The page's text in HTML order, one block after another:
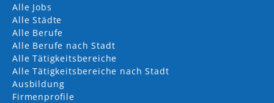
Alle Jobs
Alle Städte
Alle Berufe
Alle Berufe nach Stadt
Alle Tätigkeitsbereiche
Alle Tätigkeitsbereiche nach Stadt
Ausbildung
Firmenprofile